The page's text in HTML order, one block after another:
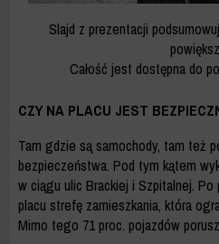
Slajd z prezentacji
Całość jest dostępna do
CZY NA PLACU JEST
Tam gdzie są samochody, tam też
bezpieczeństwa. Pod tym kątem
w ciągu ulic Brackiej i Szpitalnej.
placu strefę zamieszkania, która
Mimo tego 71 proc. pojazdów